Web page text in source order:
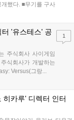
했다. ■무기를 구사
'유스테스' 공
주식회사 사이게임
식회사가 개발하는
Versus(그랑...
1
카루' 디렉터 인터